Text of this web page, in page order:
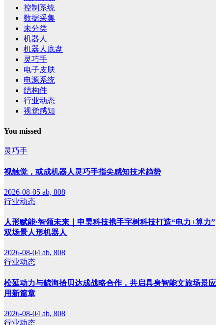
控制系统
数据采集
未分类
机器人
机器人底盘
灵巧手
电子皮肤
电源系统
结构件
行业动态
视觉感知
You missed
灵巧手
视触觉，或成机器人灵巧手指尖感知技术趋势
2026-08-05 ab, 808
行业动态
人形赋能·智领未来｜申昊科技携手宇树科技打造“电力+算力”
双场景人形机器人
2026-08-04 ab, 808
行业动态
松延动力与鲸海拾贝达成战略合作，共启具身智能文旅场景应
用新篇章
2026-08-04 ab, 808
行业动态